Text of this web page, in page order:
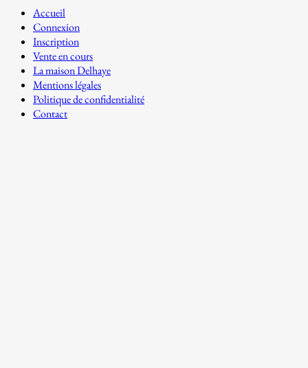
Accueil
Connexion
Inscription
Vente en cours
La maison Delhaye
Mentions légales
Politique de confidentialité
Contact